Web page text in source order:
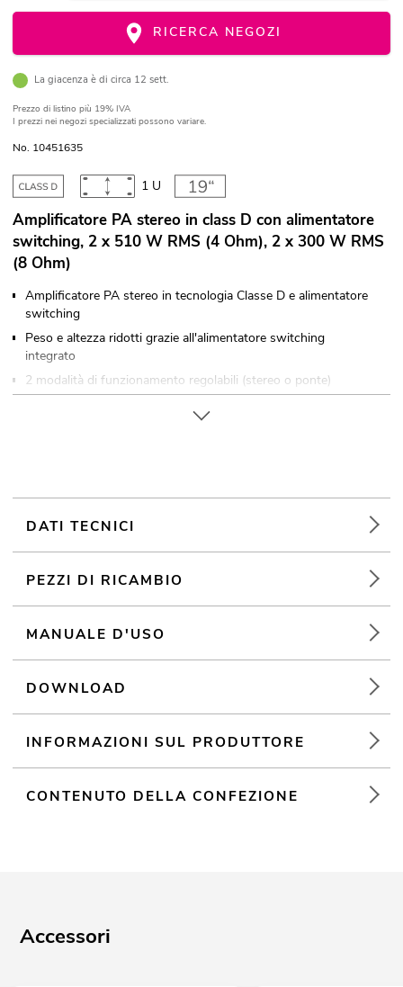
RICERCA NEGOZI
La giacenza è di circa 12 sett.
Prezzo di listino più 19% IVA
I prezzi nei negozi specializzati possono variare.
No. 10451635
1 U
Amplificatore PA stereo in class D con alimentatore
switching, 2 x 510 W RMS (4 Ohm), 2 x 300 W RMS
(8 Ohm)
Amplificatore PA stereo in tecnologia Classe D e alimentatore
switching
Peso e altezza ridotti grazie all'alimentatore switching
integrato
2 modalità di funzionamento regolabili (stereo o ponte)
danza; installazione; Uso mobile; DJ mobili/Intrattenitori solisti;
DATI TECNICI
PEZZI DI RICAMBIO
MANUALE D'USO
DOWNLOAD
INFORMAZIONI SUL PRODUTTORE
CONTENUTO DELLA CONFEZIONE
Accessori